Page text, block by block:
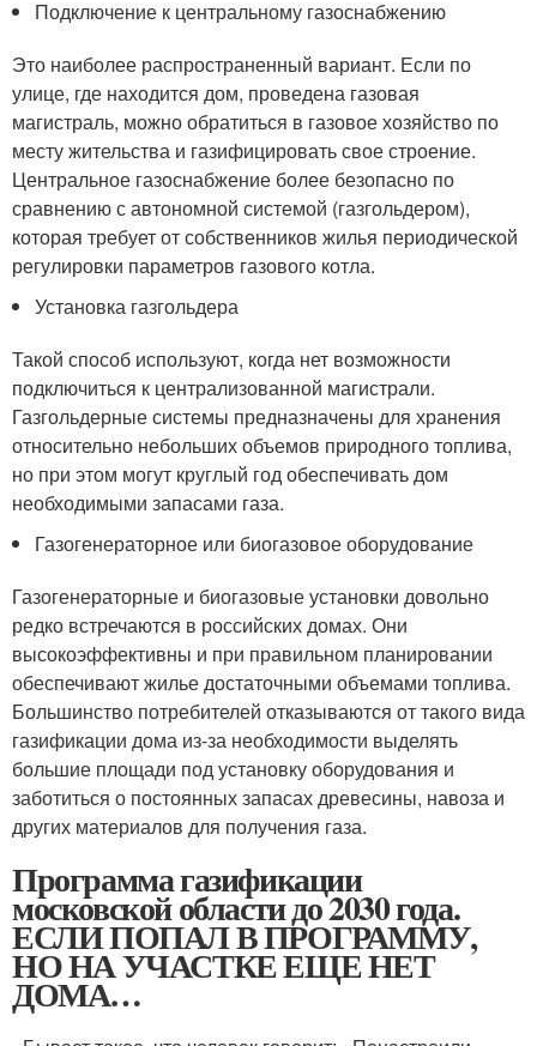
Подключение к центральному газоснабжению
Это наиболее распространенный вариант. Если по
улице, где находится дом, проведена газовая
магистраль, можно обратиться в газовое хозяйство по
месту жительства и газифицировать свое строение.
Центральное газоснабжение более безопасно по
сравнению с автономной системой (газгольдером),
которая требует от собственников жилья периодической
регулировки параметров газового котла.
Установка газгольдера
Такой способ используют, когда нет возможности
подключиться к централизованной магистрали.
Газгольдерные системы предназначены для хранения
относительно небольших объемов природного топлива,
но при этом могут круглый год обеспечивать дом
необходимыми запасами газа.
Газогенераторное или биогазовое оборудование
Газогенераторные и биогазовые установки довольно
редко встречаются в российских домах. Они
высокоэффективны и при правильном планировании
обеспечивают жилье достаточными объемами топлива.
Большинство потребителей отказываются от такого вида
газификации дома из-за необходимости выделять
большие площади под установку оборудования и
заботиться о постоянных запасах древесины, навоза и
других материалов для получения газа.
Программа газификации
московской области до 2030 года.
ЕСЛИ ПОПАЛ В ПРОГРАММУ,
НО НА УЧАСТКЕ ЕЩЕ НЕТ
ДОМА…